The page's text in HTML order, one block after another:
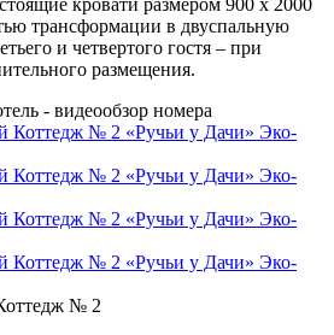
кровати размером 900 х 2000
трансформации в двуспальную
и четвертого гостя – при
размещения.
№ 2